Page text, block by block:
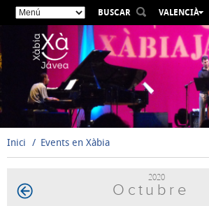
BUSCAR
VALENCIÀ
ESPAÑOL
ENGLISH
DEUTSCH
РУССКИЙ
Inici Events en Xàbia
2020
Octubre